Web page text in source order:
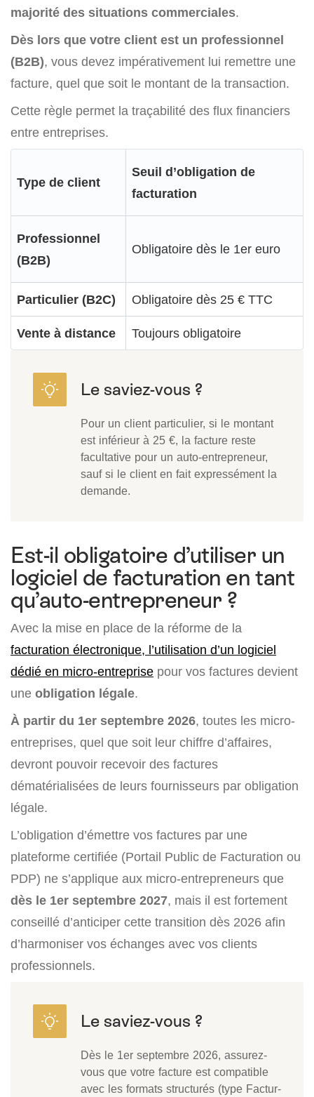
majorité des situations commerciales.
Dès lors que votre client est un professionnel
(B2B), vous devez impérativement lui remettre une
facture, quel que soit le montant de la transaction.
Cette règle permet la traçabilité des flux financiers
entre entreprises.
Type de client
Seuil d’obligation de
facturation
Professionnel
(B2B)
Obligatoire dès le 1er euro
Particulier (B2C) Obligatoire dès 25 € TTC
Vente à distance Toujours obligatoire
Pour un client particulier, si le montant
est inférieur à 25 €, la facture reste
facultative pour un auto-entrepreneur,
sauf si le client en fait expressément la
demande.
Est-il obligatoire d’utiliser un
logiciel de facturation en tant
qu’auto-entrepreneur ?
Avec la mise en place de la réforme de la
facturation électronique, l’utilisation d’un logiciel
dédié en micro-entreprise pour vos factures devient
une obligation légale.
À partir du 1er septembre 2026, toutes les micro-
entreprises, quel que soit leur chiffre d’affaires,
devront pouvoir recevoir des factures
dématérialisées de leurs fournisseurs par obligation
légale.
L’obligation d’émettre vos factures par une
plateforme certifiée (Portail Public de Facturation ou
PDP) ne s’applique aux micro-entrepreneurs que
dès le 1er septembre 2027, mais il est fortement
conseillé d’anticiper cette transition dès 2026 afin
d’harmoniser vos échanges avec vos clients
professionnels.
Dès le 1er septembre 2026, assurez-
vous que votre facture est compatible
avec les formats structurés (type Factur-